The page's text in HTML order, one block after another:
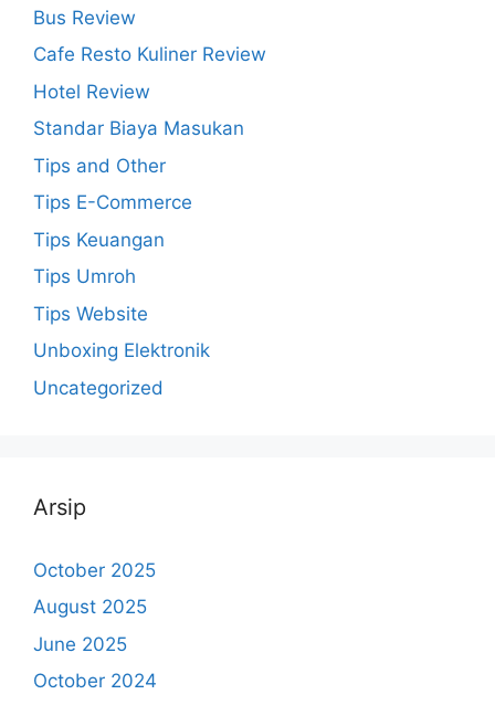
Bus Review
Cafe Resto Kuliner Review
Hotel Review
Standar Biaya Masukan
Tips and Other
Tips E-Commerce
Tips Keuangan
Tips Umroh
Tips Website
Unboxing Elektronik
Uncategorized
Arsip
October 2025
August 2025
June 2025
October 2024